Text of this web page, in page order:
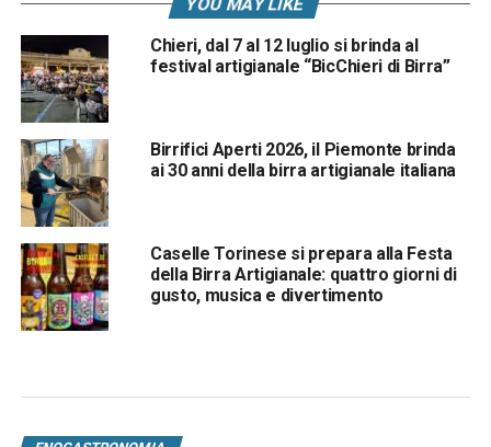
Chieri, dal 7 al 12 luglio si brinda al
festival artigianale “BicChieri di Birra”
Birrifici Aperti 2026, il Piemonte brinda
ai 30 anni della birra artigianale italiana
Caselle Torinese si prepara alla Festa
della Birra Artigianale: quattro giorni di
gusto, musica e divertimento